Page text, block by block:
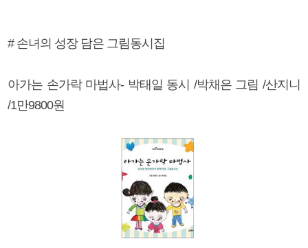
# 손녀의 성장 담은 그림동시집
아가는 손가락 마법사- 박태일 동시 /박채은 그림 /산지니
/1만9800원